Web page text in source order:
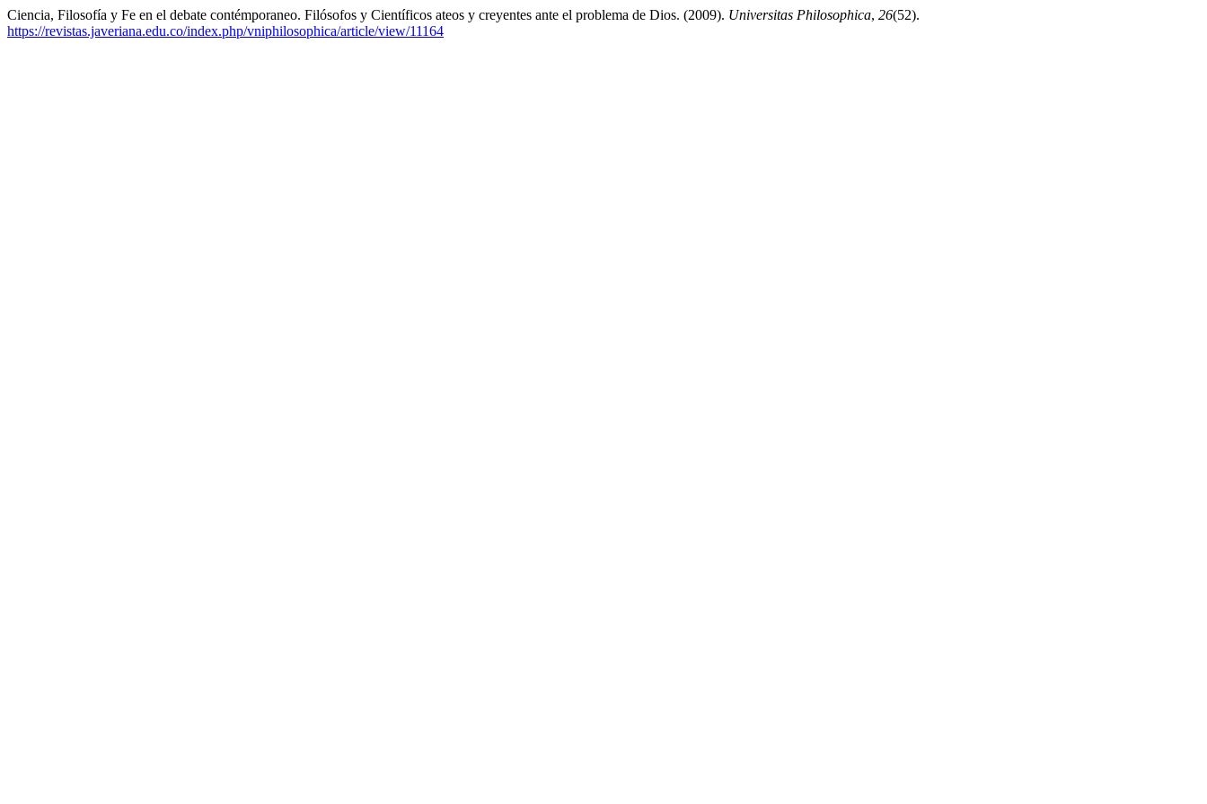
Ciencia, Filosofía y Fe en el debate contémporaneo. Filósofos y Científicos ateos y creyentes ante el problema de Dios. (2009). Universitas Philosophica, 26(52).
https://revistas.javeriana.edu.co/index.php/vniphilosophica/article/view/11164